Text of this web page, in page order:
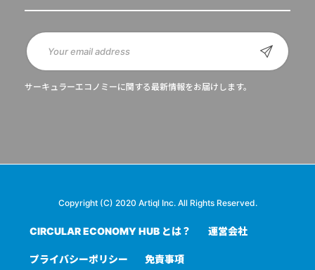
サーキュラーエコノミーに関する最新情報をお届けします。
Copyright (C) 2020 Artiql Inc. All Rights Reserved.
CIRCULAR ECONOMY HUB とは？ 運営会社
プライバシーポリシー 免責事項